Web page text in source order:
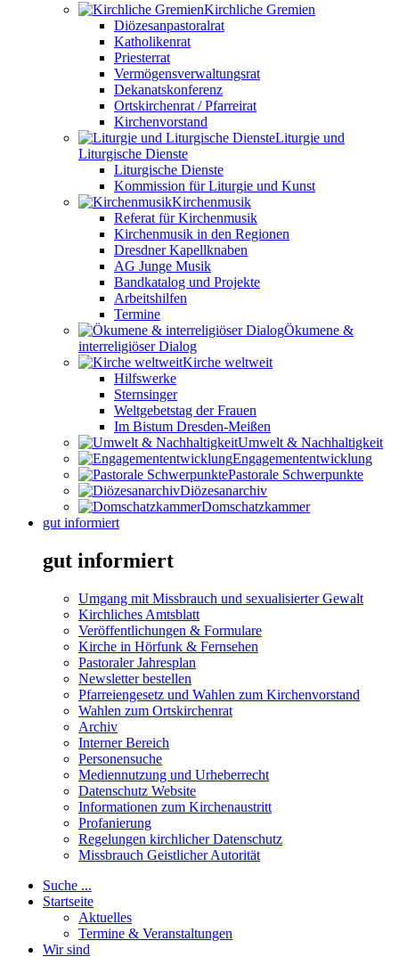
Kirchliche Gremien
Diözesanpastoralrat
Katholikenrat
Priesterrat
Vermögensverwaltungsrat
Dekanatskonferenz
Ortskirchenrat / Pfarreirat
Kirchenvorstand
Liturgie und
Liturgische Dienste
Liturgische Dienste
Kommission für Liturgie und Kunst
Kirchenmusik
Referat für Kirchenmusik
Kirchenmusik in den Regionen
Dresdner Kapellknaben
AG Junge Musik
Bandkatalog und Projekte
Arbeitshilfen
Termine
Ökumene &
interreligiöser Dialog
Kirche weltweit
Hilfswerke
Sternsinger
Weltgebetstag der Frauen
Im Bistum Dresden-Meißen
Umwelt & Nachhaltigkeit
Engagemententwicklung
Pastorale Schwerpunkte
Diözesanarchiv
Domschatzkammer
gut informiert
gut informiert
Umgang mit Missbrauch und sexualisierter Gewalt
Kirchliches Amtsblatt
Veröffentlichungen & Formulare
Kirche in Hörfunk & Fernsehen
Pastoraler Jahresplan
Newsletter bestellen
Pfarreiengesetz und Wahlen zum Kirchenvorstand
Wahlen zum Ortskirchenrat
Archiv
Interner Bereich
Personensuche
Mediennutzung und Urheberrecht
Datenschutz Website
Informationen zum Kirchenaustritt
Profanierung
Regelungen kirchlicher Datenschutz
Missbrauch Geistlicher Autorität
Suche ...
Startseite
Aktuelles
Termine & Veranstaltungen
Wir sind